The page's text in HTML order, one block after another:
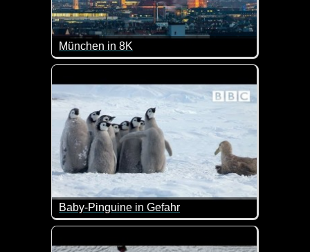
München in 8K
Tolles Video über München im Zeitraffer.
Baby-Pinguine in Gefahr
Diese Baby-Pinguine werden von einem